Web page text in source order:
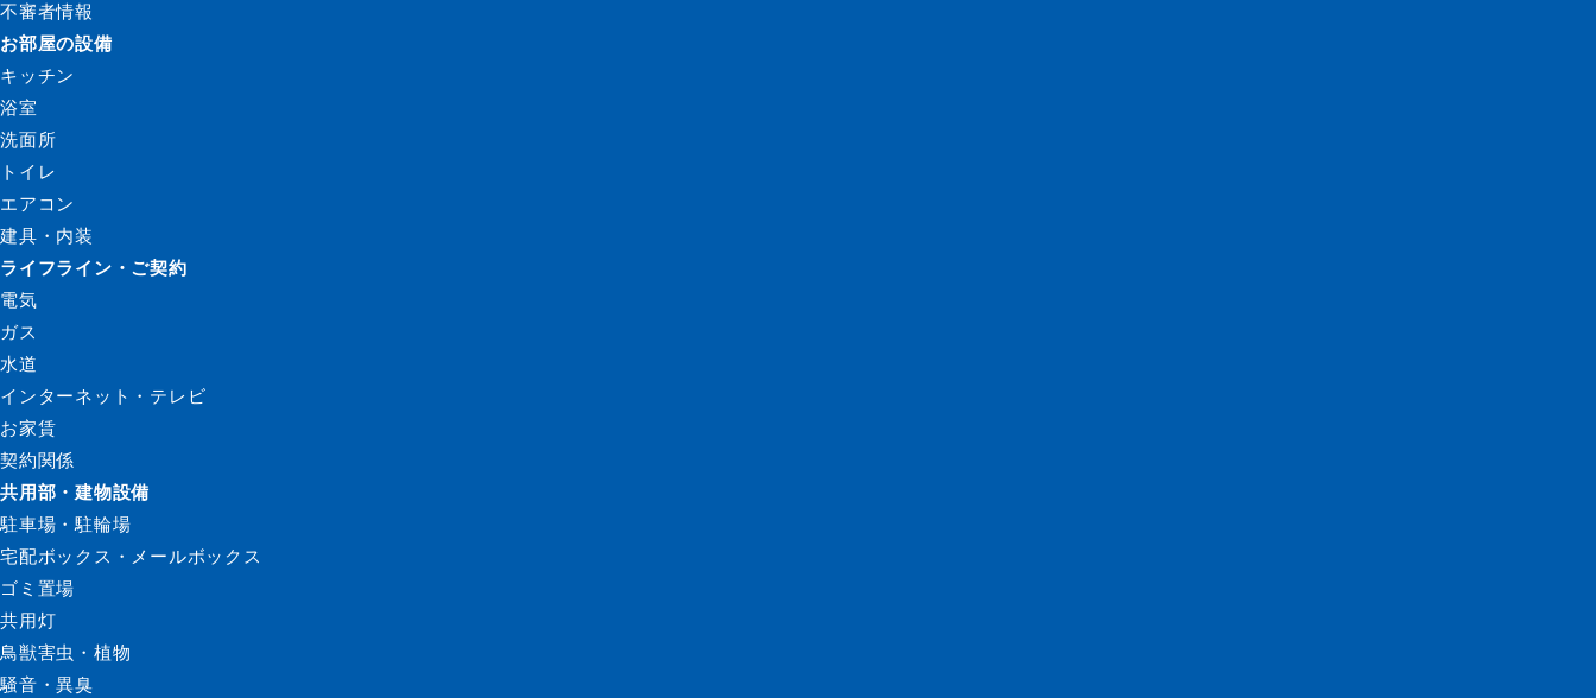
不審者情報
お部屋の設備
キッチン
浴室
洗面所
トイレ
エアコン
建具・内装
ライフライン・ご契約
電気
ガス
水道
インターネット・テレビ
お家賃
契約関係
共用部・建物設備
駐車場・駐輪場
宅配ボックス・メールボックス
ゴミ置場
共用灯
鳥獣害虫・植物
騒音・異臭